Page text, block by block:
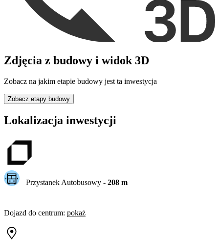
Zdjęcia z budowy i widok 3D
Zobacz na jakim etapie budowy jest ta inwestycja
Zobacz etapy budowy
Lokalizacja inwestycji
Przystanek Autobusowy - 208m
Dojazd do centrum: pokaż